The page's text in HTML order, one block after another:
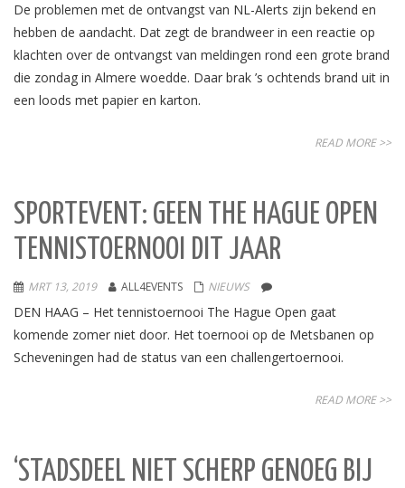
De problemen met de ontvangst van NL-Alerts zijn bekend en
hebben de aandacht. Dat zegt de brandweer in een reactie op
klachten over de ontvangst van meldingen rond een grote brand
die zondag in Almere woedde. Daar brak ’s ochtends brand uit in
een loods met papier en karton.
READ MORE >>
SPORTEVENT: GEEN THE HAGUE OPEN
TENNISTOERNOOI DIT JAAR
MRT 13, 2019 ALL4EVENTS NIEUWS
DEN HAAG – Het tennistoernooi The Hague Open gaat
komende zomer niet door. Het toernooi op de Metsbanen op
Scheveningen had de status van een challengertoernooi.
READ MORE >>
‘STADSDEEL NIET SCHERP GENOEG BIJ